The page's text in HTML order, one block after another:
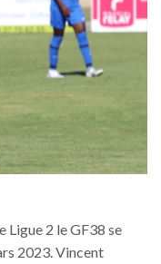
Ligue 2 le GF38 se
2023. Vincent